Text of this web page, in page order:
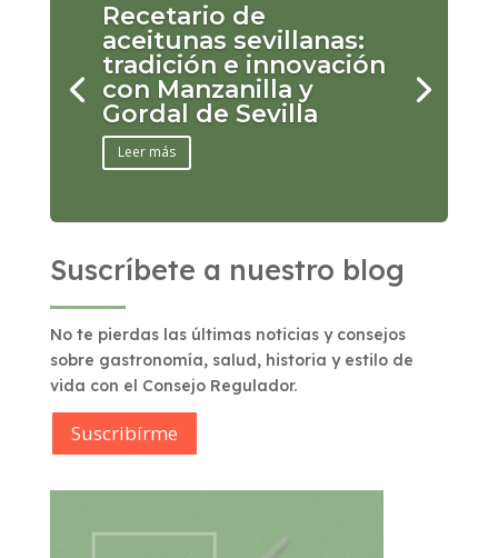
Recetario de
aceitunas sevillanas:
tradición e innovación
con Manzanilla y
Gordal de Sevilla
Leer más
Suscríbete a nuestro blog
No te pierdas las últimas noticias y consejos
sobre gastronomía, salud, historia y estilo de
vida con el Consejo Regulador.
Suscribírme